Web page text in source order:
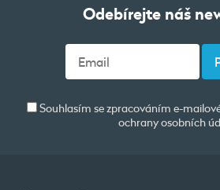
Odebírejte náš
Souhlasím se zpracováním e-
ochrany osobních